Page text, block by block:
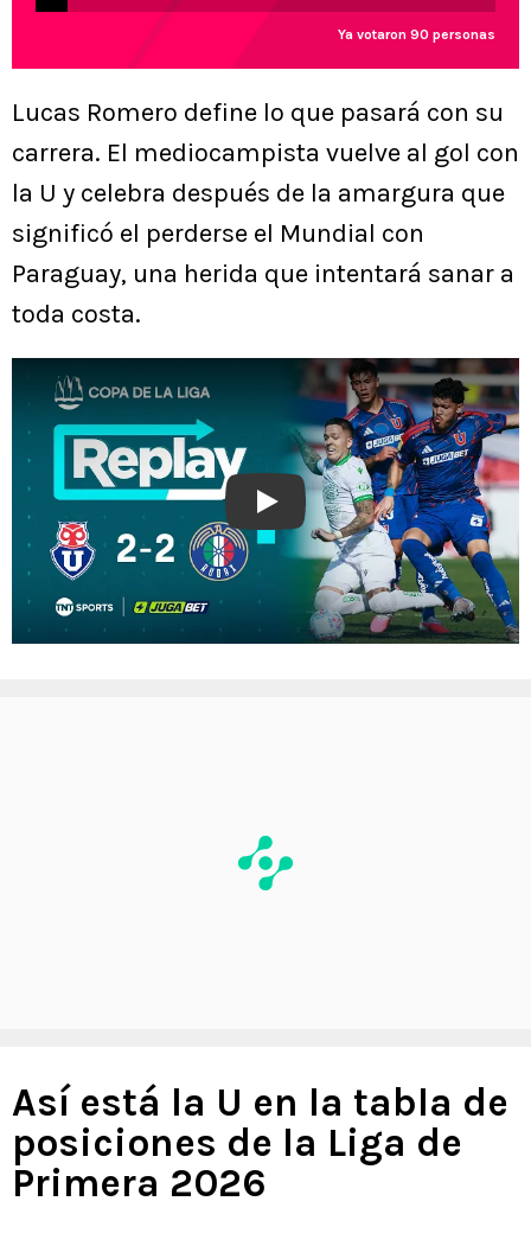
Ya votaron 90 personas
Lucas Romero define lo que pasará con su
carrera. El mediocampista vuelve al gol con
la U y celebra después de la amargura que
significó el perderse el Mundial con
Paraguay, una herida que intentará sanar a
toda costa.
Play
Así está la U en la tabla de
posiciones de la Liga de
Primera 2026